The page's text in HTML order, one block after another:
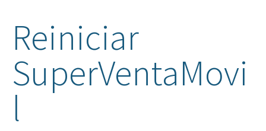
Reiniciar
SuperVentaMovi
l